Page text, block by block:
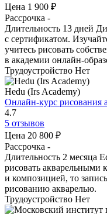
Цена 1 900 ₽
Рассрочка -
Длительность 13 дней
с сертификатом.
учитесь рисовать
в академии онлайн-
Трудоустройство Нет
Hedu (Irs Academy)
Онлайн-курс рисования
4.7
5 отзывов
Цена 20 800 ₽
Рассрочка -
Длительность 2 месяца
рисовать акварельными
и композицией, то
рисованию акварелью.
Трудоустройство Нет